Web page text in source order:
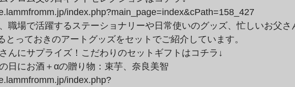
index.php?main_page=index&cPath=158_427
とっておきのアートグッズをセットでご紹介しています。
さんにサプライズ！こだわりのセットギフトはコチラ↓
index.php?